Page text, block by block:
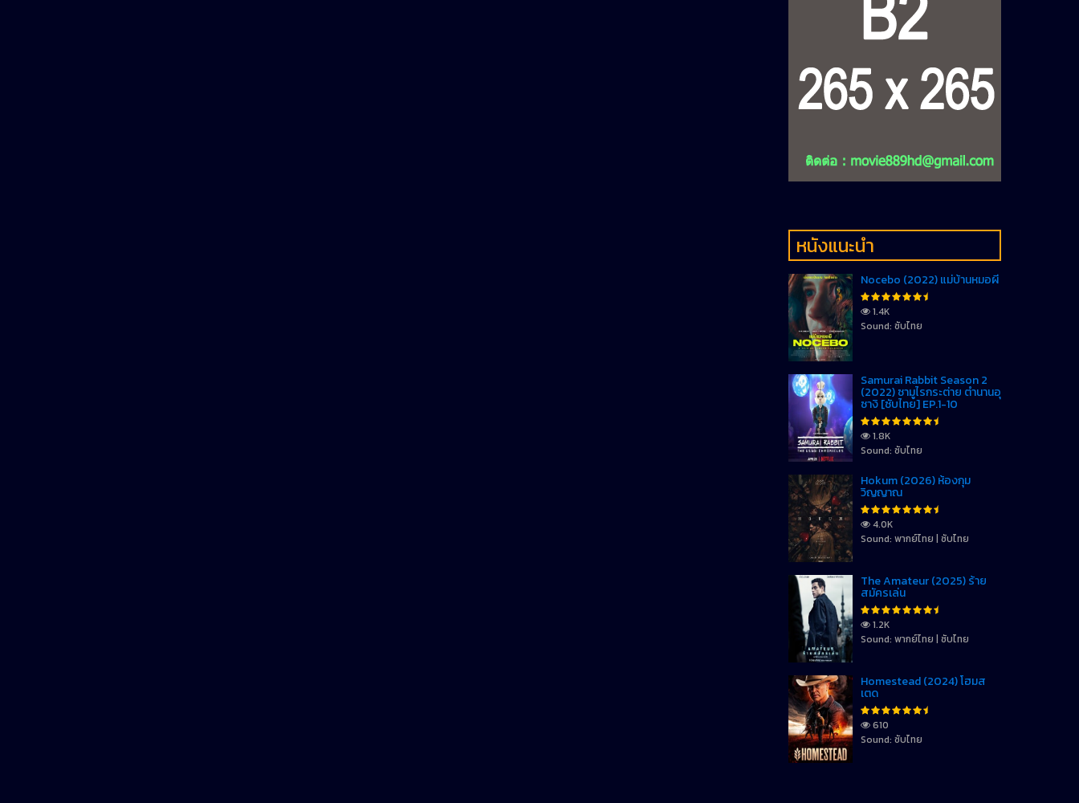
หนังแนะนำ
Nocebo (2022) แม่บ้านหมอผี
1.4K
Sound: ซับไทย
Samurai Rabbit Season 2
(2022) ซามูไรกระต่าย ตำนานอุ
ซางิ [ซับไทย] EP.1-10
1.8K
Sound: ซับไทย
Hokum (2026) ห้องกุม
วิญญาณ
4.0K
Sound: พากย์ไทย | ซับไทย
The Amateur (2025) ร้าย
สมัครเล่น
1.2K
Sound: พากย์ไทย | ซับไทย
Homestead (2024) โฮมส
เตด
610
Sound: ซับไทย